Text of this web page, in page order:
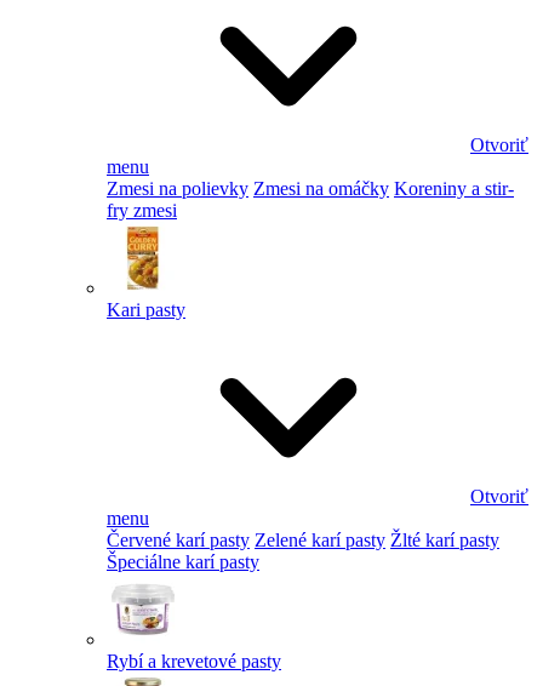
Otvoriť
menu
Zmesi na polievky Zmesi na omáčky Koreniny a stir-
fry zmesi
Kari pasty
Otvoriť
menu
Červené karí pasty Zelené karí pasty Žlté karí pasty
Špeciálne karí pasty
Rybí a krevetové pasty